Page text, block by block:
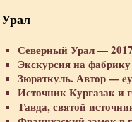
Урал
Северный Урал —
Экскурсия на
Зюраткуль. Автор —
Источник Кургазак и
Тавда, святой